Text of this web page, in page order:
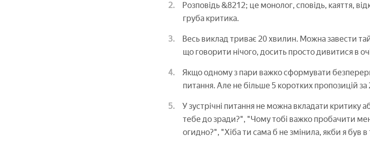
Розповідь &8212; це монолог, сповідь, каяття,
груба критика.
Весь виклад триває 20 хвилин. Можна завести
що говорити нічого, досить просто дивитися в
Якщо одному з пари важко сформувати
питання. Але не більше 5 коротких пропозицій за
У зустрічні питання не можна вкладати критику
тебе до зради?", "Чому тобі важко пробачити
огидно?", "Хіба ти сама б не змінила, якби я був